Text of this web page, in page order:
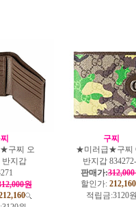
구찌 오
반지갑
원
구찌
★미러급★구찌
반지갑
판매가:
할인가: 212,160
적립금:3120